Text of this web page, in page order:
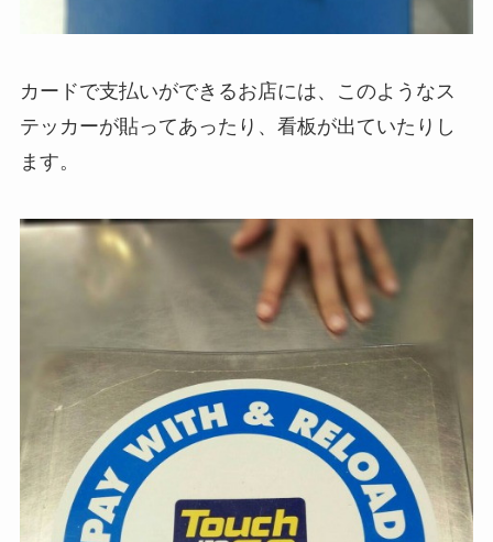
カードで支払いができるお店には、このようなス
テッカーが貼ってあったり、看板が出ていたりし
ます。